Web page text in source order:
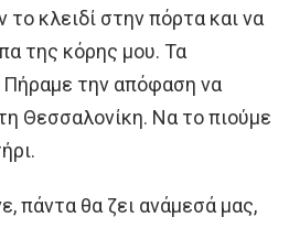
το κλειδί στην πόρτα και να
της κόρης μου. Τα
την απόφαση να
Θεσσαλονίκη. Να το πιούμε
πάντα θα ζει ανάμεσά μας,